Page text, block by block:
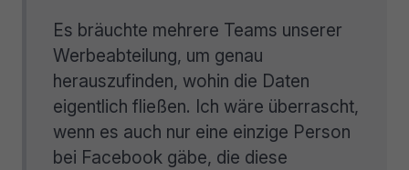
Es bräuchte mehrere Teams unserer
Werbeabteilung, um genau
herauszufinden, wohin die Daten
eigentlich fließen. Ich wäre überrascht,
wenn es auch nur eine einzige Person
bei Facebook gäbe, die diese